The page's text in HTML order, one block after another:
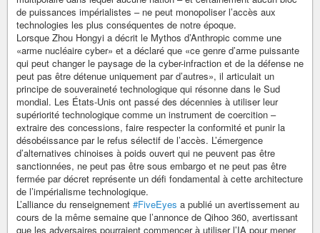
de puissances impérialistes – ne peut monopoliser l’accès aux
technologies les plus conséquentes de notre époque.
Lorsque Zhou Hongyi a décrit le Mythos d’Anthropic comme une
«arme nucléaire cyber» et a déclaré que «ce genre d’arme puissante
qui peut changer le paysage de la cyber-infraction et de la défense ne
peut pas être détenue uniquement par d’autres», il articulait un
principe de souveraineté technologique qui résonne dans le Sud
mondial. Les États-Unis ont passé des décennies à utiliser leur
supériorité technologique comme un instrument de coercition –
extraire des concessions, faire respecter la conformité et punir la
désobéissance par le refus sélectif de l’accès. L’émergence
d’alternatives chinoises à poids ouvert qui ne peuvent pas être
sanctionnées, ne peut pas être sous embargo et ne peut pas être
fermée par décret représente un défi fondamental à cette architecture
de l’impérialisme technologique.
L’alliance du renseignement #FiveEyes a publié un avertissement au
cours de la même semaine que l’annonce de Qihoo 360, avertissant
que les adversaires pourraient commencer à utiliser l’IA pour mener